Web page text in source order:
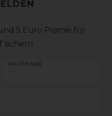
5 Euro Prämie für
sichern
NACHNAME